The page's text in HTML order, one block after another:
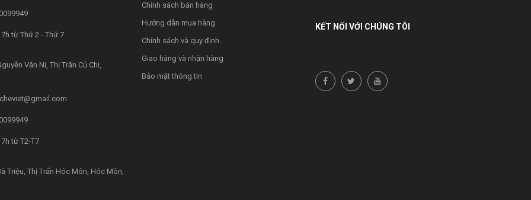
từ Thứ 2 - Thứ 7
Văn Ni, Thị Trấn Củ Chi,
từ T2-T7
Triệu, Thị Trấn Hóc Môn, Hóc Môn,
Chính sách bán hàng
Hướng dẫn mua hàng
Chính sách và quy định
Giao hàng và nhận hàng
Bảo mật thông tin
KẾT NỐI VỚI CHÚNG TÔI